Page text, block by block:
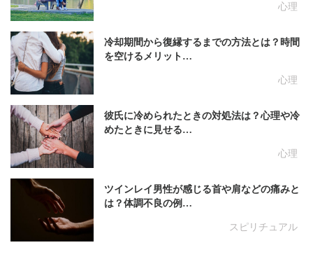
心理
心理
冷却期間から復縁するまでの方法とは？時間
を空けるメリット…
心理
彼氏に冷められたときの対処法は？心理や冷
めたときに見せる…
スピリチュアル
ツインレイ男性が感じる首や肩などの痛みと
は？体調不良の例…